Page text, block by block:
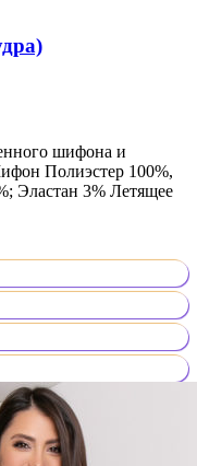
шифона и
Полиэстер 100%,
Эластан 3% Летящее